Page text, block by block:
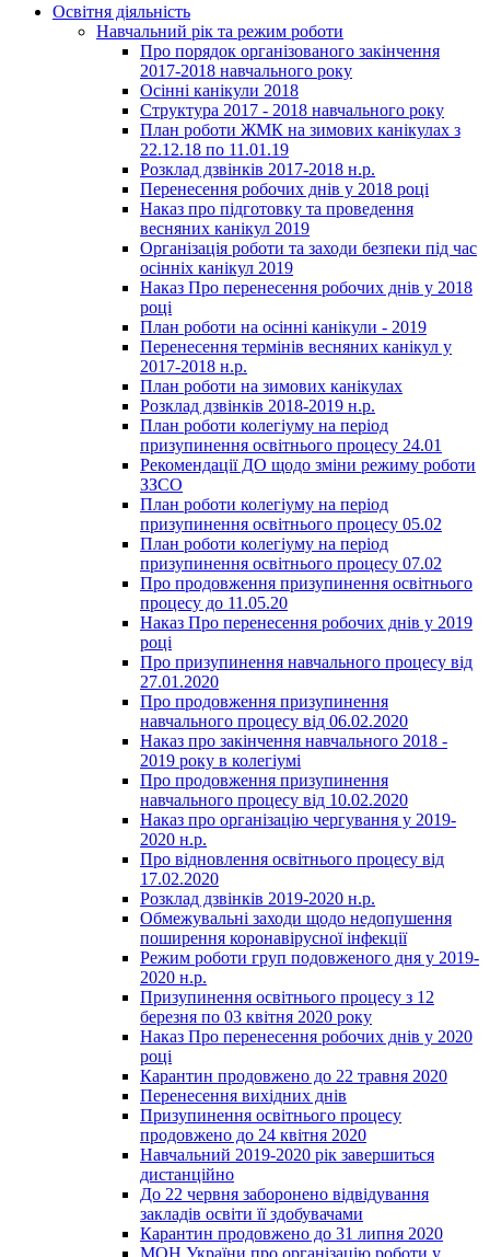
Освітня діяльність
Навчальний рік та режим роботи
Про порядок організованого закінчення
2017-2018 навчального року
Осінні канікули 2018
Структура 2017 - 2018 навчального року
План роботи ЖМК на зимових канікулах з
22.12.18 по 11.01.19
Розклад дзвінків 2017-2018 н.р.
Перенесення робочих днів у 2018 році
Наказ про підготовку та проведення
весняних канікул 2019
Організація роботи та заходи безпеки під час
осінніх канікул 2019
Наказ Про перенесення робочих днів у 2018
році
План роботи на осінні канікули - 2019
Перенесення термінів весняних канікул у
2017-2018 н.р.
План роботи на зимових канікулах
Розклад дзвінків 2018-2019 н.р.
План роботи колегіуму на період
призупинення освітнього процесу 24.01
Рекомендації ДО щодо зміни режиму роботи
ЗЗСО
План роботи колегіуму на період
призупинення освітнього процесу 05.02
План роботи колегіуму на період
призупинення освітнього процесу 07.02
Про продовження призупинення освітнього
процесу до 11.05.20
Наказ Про перенесення робочих днів у 2019
році
Про призупинення навчального процесу від
27.01.2020
Про продовження призупинення
навчального процесу від 06.02.2020
Наказ про закінчення навчального 2018 -
2019 року в колегіумі
Про продовження призупинення
навчального процесу від 10.02.2020
Наказ про організацію чергування у 2019-
2020 н.р.
Про відновлення освітнього процесу від
17.02.2020
Розклад дзвінків 2019-2020 н.р.
Обмежувальні заходи щодо недопушення
поширення коронавірусної інфекції
Режим роботи груп подовженого дня у 2019-
2020 н.р.
Призупинення освітнього процесу з 12
березня по 03 квітня 2020 року
Наказ Про перенесення робочих днів у 2020
році
Карантин продовжено до 22 травня 2020
Перенесення вихідних днів
Призупинення освітнього процесу
продовжено до 24 квітня 2020
Навчальний 2019-2020 рік завершиться
дистанційно
До 22 червня заборонено відвідування
закладів освіти її здобувачами
Карантин продовжено до 31 липня 2020
МОН України про організацію роботи у